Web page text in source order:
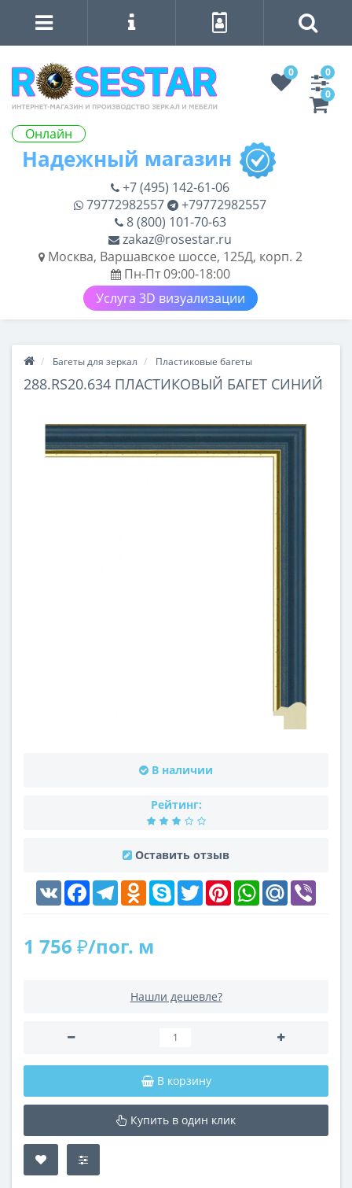
Онлайн
0
0
0
+7 (495) 142-61-06
79772982557
+79772982557
8 (800) 101-70-63
zakaz@rosestar.ru
Москва, Варшавское шоссе, 125Д, корп. 2
Пн-Пт 09:00-18:00
Услуга 3D визуализации
Багеты для зеркал Пластиковые багеты
288.RS20.634 ПЛАСТИКОВЫЙ БАГЕТ СИНИЙ
В наличии
Рейтинг:
Оставить отзыв
VK FacebookTelegramOdnoklassniki
Skype Twitter PinterestWhatsAppMail.Ru
1 756 ₽/пог. м
Нашли дешевле?
В корзину
Купить в один клик